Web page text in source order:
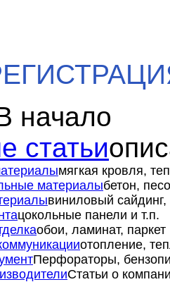
начало
статьи
мягкая кровля,
материалыбетон,
виниловый сайдинг,
цокольные панели и т.п.
обои, ламинат, паркет
отопление,
Перфораторы,
Статьи о